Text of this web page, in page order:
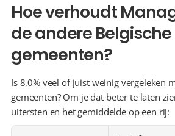
Hoe verhoudt
de andere Belgische
gemeenten?
Is 8,0% veel of juist weinig vergeleken
gemeenten? Om je dat beter te laten
uitersten en het gemiddelde op een rij: